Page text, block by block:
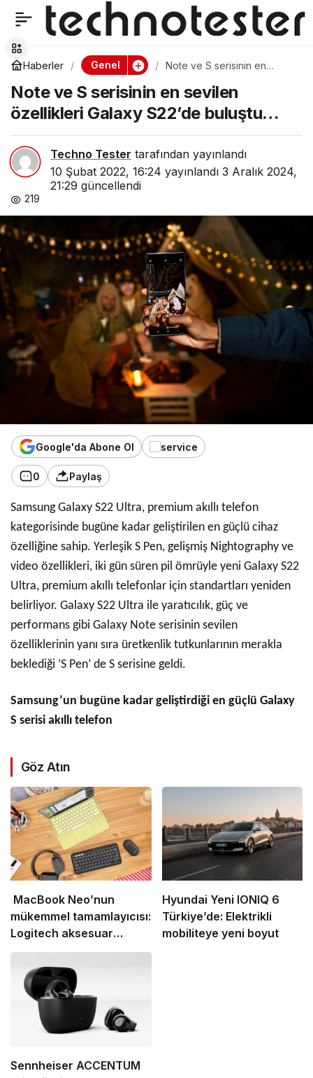
Haberler Genel
Note ve S serisinin en
S22’de buluştu…
Note ve S serisinin en sevilen
özellikleri Galaxy S22’de buluştu…
Techno Tester tarafından yayınlandı
10 Şubat 2022, 16:24 yayınlandı 3 Aralık 2024,
21:29 güncellendi
219
Google'da Abone Ol
0 Paylaş
Samsung Galaxy S22 Ultra, premium akıllı telefon
kategorisinde bugüne kadar geliştirilen en güçlü cihaz
özelliğine sahip. Yerleşik S Pen, gelişmiş Nightography ve
video özellikleri, iki gün süren pil ömrüyle yeni Galaxy S22
Ultra, premium akıllı telefonlar için standartları yeniden
belirliyor. Galaxy S22 Ultra ile yaratıcılık, güç ve
performans gibi Galaxy Note serisinin sevilen
özelliklerinin yanı sıra üretkenlik tutkunlarının merakla
beklediği ‘S Pen’ de S serisine geldi.
Samsung’un bugüne kadar geliştirdiği en güçlü Galaxy
S serisi akıllı telefon
Göz Atın
MacBook Neo’nun
mükemmel tamamlayıcısı:
Logitech aksesuar
koleksiyonu
Hyundai Yeni IONIQ 6
Türkiye’de: Elektrikli
mobiliteye yeni boyut
Sennheiser ACCENTUM
Sevginizi anlatmanın en
“teknolojik’’ yolu
Logitech’te
Paylaş